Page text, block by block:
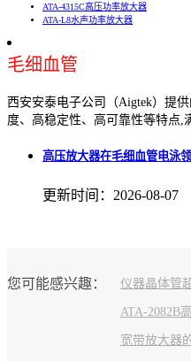
ATA-4315C高压功率放大器
ATA-L8水声功率放大器
毛细血管
西安安泰电子公司（Aigtek）提
度、高稳定性、高可靠性等特点,
高压放大器在毛细血管电泳
更新时间：2026-08-07
您可能感兴趣： 仪器晶体管
ATA-2082B
宽带放大器